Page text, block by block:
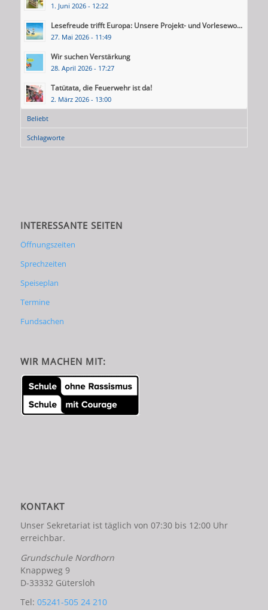
1. Juni 2026 - 12:22
Lesefreude trifft Europa: Unsere Projekt- und Vorlesewo...
27. Mai 2026 - 11:49
Wir suchen Verstärkung
28. April 2026 - 17:27
Tatütata, die Feuerwehr ist da!
2. März 2026 - 13:00
Beliebt
Schlagworte
INTERESSANTE SEITEN
Öffnungszeiten
Sprechzeiten
Speiseplan
Termine
Fundsachen
WIR MACHEN MIT:
KONTAKT
Unser Sekretariat ist täglich von 07:30 bis 12:00 Uhr
erreichbar.
Grundschule Nordhorn
Knappweg 9
D-33332 Gütersloh
Tel: 05241-505 24 210